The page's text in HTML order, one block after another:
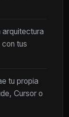
arquitectura
tus
tu propia
Cursor o